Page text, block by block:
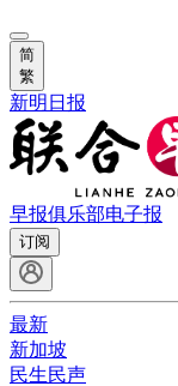
简
繁
新明日报
早报俱乐部电子报
订阅
最新
新加坡
民生民声